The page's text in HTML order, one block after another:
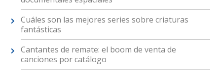
Cuáles son las mejores series sobre criaturas
fantásticas
Cantantes de remate: el boom de venta de
canciones por catálogo